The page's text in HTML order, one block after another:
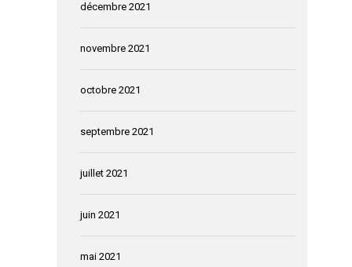
décembre 2021
novembre 2021
octobre 2021
septembre 2021
juillet 2021
juin 2021
mai 2021